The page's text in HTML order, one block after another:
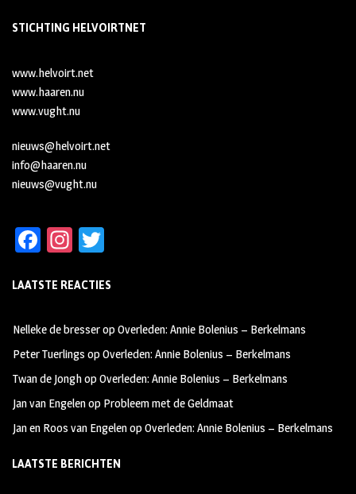
STICHTING HELVOIRTNET
www.helvoirt.net
www.haaren.nu
www.vught.nu
nieuws@helvoirt.net
info@haaren.nu
nieuws@vught.nu
Fa
b
oo
k
In
ag
m
tt
LAATSTE REACTIES
Nelleke de bresseropOverleden: Annie Bolenius – Berkelmans
Peter Tuerlings opOverleden: Annie Bolenius – Berkelmans
Twan de JonghopOverleden: Annie Bolenius – Berkelmans
Jan van Engelenop Probleem met de Geldmaat
Jan en Roos van EngelenopOverleden: Annie Bolenius – Berkelmans
LAATSTE BERICHTEN